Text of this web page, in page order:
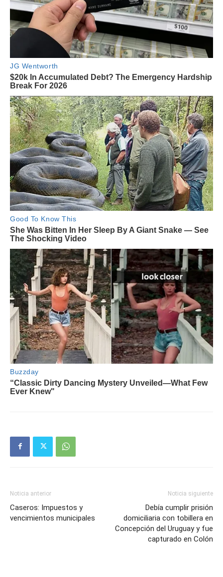
Noticia anterior
Caseros: Impuestos y
vencimientos municipales
Noticia siguiente
Debía cumplir prisión
domiciliaria con tobillera en
Concepción del Uruguay y fue
capturado en Colón